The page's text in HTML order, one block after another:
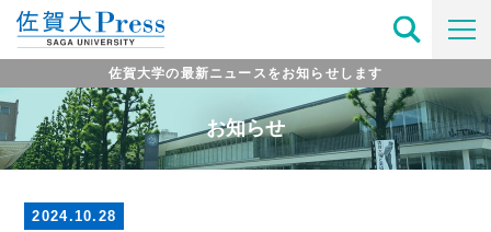
佐賀大学の最新ニュースをお知らせします
お知らせ
2024.10.28